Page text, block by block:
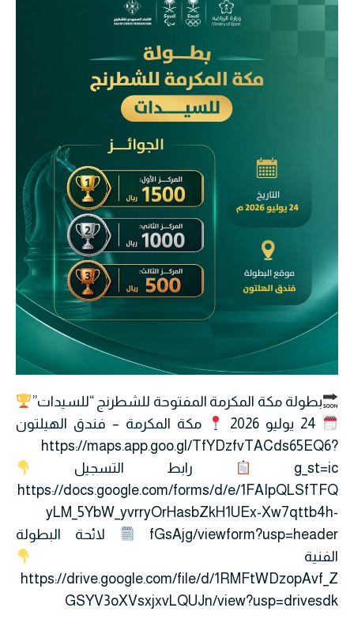
بطولة مكة المكرمة المفتوحة للشطرنج “للسيدات”
مكة المكرمة – فندق الهيلتون
https://maps.app.goo.gl/TfYDzfvTACds65EQ6?
g_st=ic
رابط التسجيل
https://docs.google.com/forms/d/e/1FAIpQLSfTFQ
yLM_5YbW_yvrryOrHasbZkH1UEx-Xw7qttb4h-
fGsAjg/viewform?usp=header
لائحة البطولة
الفنية
https://drive.google.com/file/d/1RMFtWDzopAvf_Z
GSYV3oXVsxjxvLQUJn/view?usp=drivesdk